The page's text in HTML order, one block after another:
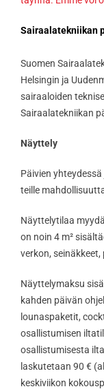
Sairaalatekniikan
Suomen
Helsingin ja
sairaaloiden
Sairaalatekniikan
Näyttely
Päivien
teille
Näyttelytilaa
on noin 4 m²
verkon,
Näyttelymaksu
kahden päivän
lounaspaketit,
osallistumisen
osallistumisesta
laskutetaan 90 €
keskiviikon